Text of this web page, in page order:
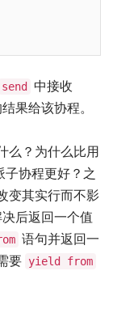
send
中接收
果给该协程。
么？为什么比用
子协程更好？之
变其实行而不影
后返回一个值
语句并返回一
要 yield from